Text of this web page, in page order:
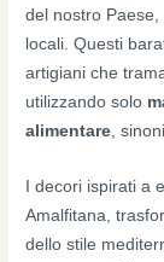
del nostro
locali. Questi
artigiani che
utilizzando solo
alimentare ,
I decori ispirati a
Amalfitana,
dello stile